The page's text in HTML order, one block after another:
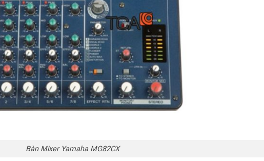
Bàn Mixer Yamaha MG82CX